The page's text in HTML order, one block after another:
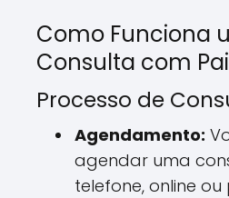
Como Funciona
Consulta com
Processo de
Agendamento:
agendar uma
telefone, online